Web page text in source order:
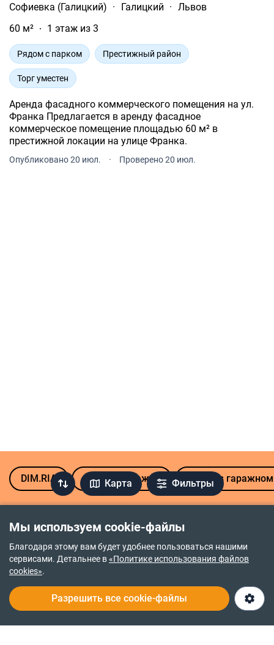
Мы используем cookie-файлы
Благодаря этому вам будет удобнее пользоваться нашими
сервисами. Детальнее в«Политике использования файлов
cookies».
Разрешить все cookie-файлы
Карта Фильтры
DIM.RIA Аренда гаражей Место в
Софиевка (Галицкий) · Галицкий · Львов
60 м²
1 этаж из 3
Рядом с парком Престижный район
Торг уместен
Аренда фасадного коммерческого помещения на ул.
Франка Предлагается в аренду фасадное
коммерческое помещение площадью 60 м² в
престижной локации на улице Франка.
Опубликовано 20 июл. · Проверено 20 июл.
Днепр
Запорожье
Киев
Все областные центры